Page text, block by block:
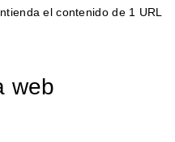
el contenido de 1 URL
web